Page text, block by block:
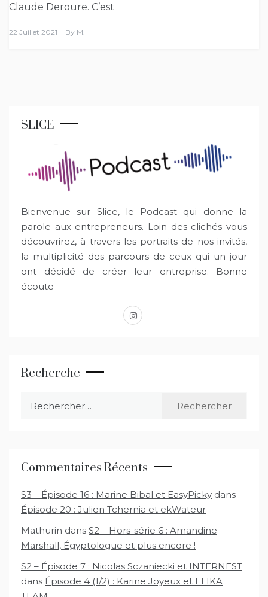
Claude Deroure. C’est
22 Juillet 2021 By M.
SLICE
Bienvenue sur Slice, le Podcast qui donne la
parole aux entrepreneurs. Loin des clichés vous
découvrirez, à travers les portraits de nos invités,
la multiplicité des parcours de ceux qui un jour
ont décidé de créer leur entreprise. Bonne
écoute
instagram
Recherche
Commentaires Récents
S3 – Épisode 16 : Marine Bibal et EasyPicky dans
Épisode 20 : Julien Tchernia et ekWateur
Mathurin dans S2 – Hors-série 6 : Amandine
Marshall, Égyptologue et plus encore !
S2 – Épisode 7 : Nicolas Sczaniecki et INTERNEST
dans Épisode 4 (1/2) : Karine Joyeux et ELIKA